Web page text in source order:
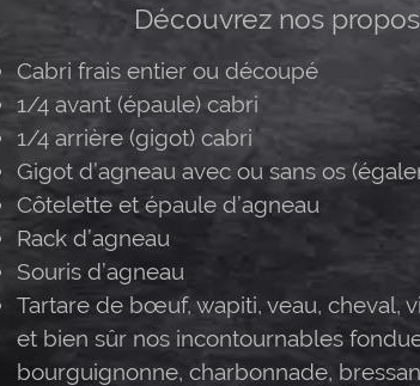
Découvrez nos
Cabri frais entier ou découpé
1/4 avant (épaule) cabri
1/4 arrière (gigot) cabri
Gigot d’agneau avec ou sans os
Côtelette et épaule d’agneau
Rack d’agneau
Souris d’agneau
Tartare de bœuf, wapiti, veau, cheval,
et bien sûr nos incontournables
bourguignonne, charbonnade,